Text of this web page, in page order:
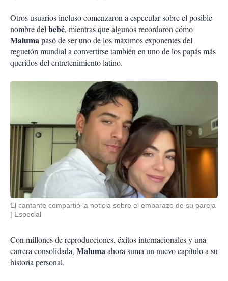
Otros usuarios incluso comenzaron a especular sobre el posible
nombre delbebé, mientras que algunos recordaron cómo
Malumapasó de ser uno de los máximos exponentes del
reguetón mundial a convertirse también en uno de los papás más
queridos del entretenimiento latino.
El cantante compartió la noticia sobre el embarazo de su pareja
Especial
Con millones de reproducciones, éxitos internacionales y una
carrera consolidada, Malumaahora suma un nuevo capítulo a su
historia personal.